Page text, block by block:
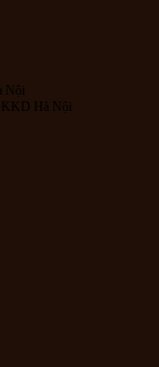
Nội
Hà Nội